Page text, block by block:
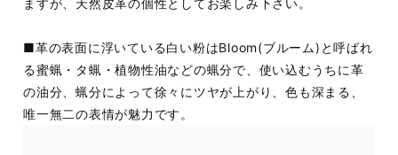
ますが、天然皮革の個性としてお楽しみ下さい。
■革の表面に浮いている白い粉はBloom(ブルーム)と呼ばれ
る蜜蝋・タ蝋・植物性油などの蝋分で、使い込むうちに革
の油分、蝋分によって徐々にツヤが上がり、色も深まる、
唯一無二の表情が魅力です。